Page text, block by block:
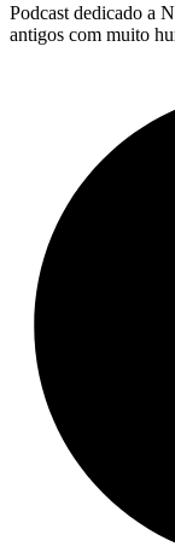
Podcast dedicado a
antigos com muito